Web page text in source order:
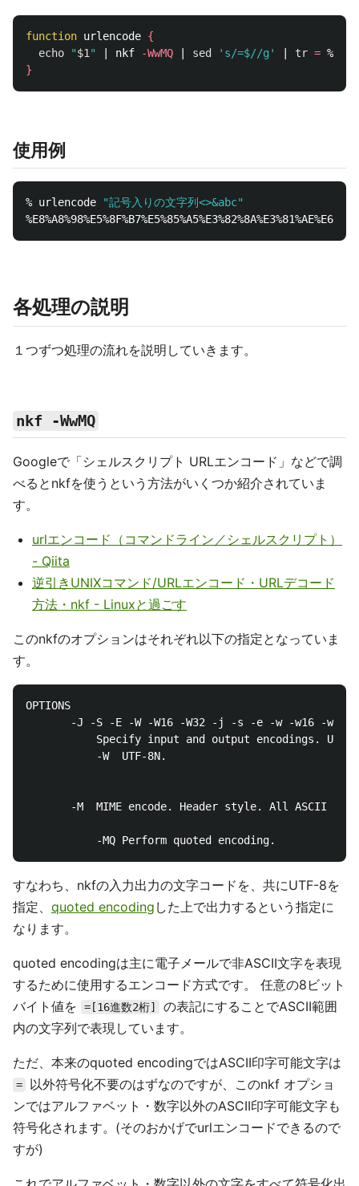
function urlencode {
echo
"$1 " | nkf -WwMQ sed 's/=$//g' tr = % |
}
使用例
% urlencode "記号入りの文字列<>&abc"
各処理の説明
１つずつ処理の流れを説明していきます。
nkf -WwMQ
Googleで「シェルスクリプト URLエンコード」などで調
べるとnkfを使うという方法がいくつか紹介されていま
す。
urlエンコード（コマンドライン／シェルスクリプト）
- Qiita
逆引きUNIXコマンド/URLエンコード・URLデコード
方法・nkf - Linuxと過ごす
このnkfのオプションはそれぞれ以下の指定となっていま
す。
OPTIONS
       -J -S -E -W -W16 -W32 -j -s -e -w -w16 -w32
Specify input and output encodings.
           -W  UTF-8N.
-M  MIME encode. Header style. All ASCII
すなわち、nkfの入力出力の文字コードを、共にUTF-8を
指定、 quoted encoding した上で出力するという指定に
なります。
quoted encodingは主に電子メールで非ASCII文字を表現
するために使用するエンコード方式です。 任意の8ビット
バイト値を
=[16進数2桁]
の表記にすることでASCII範囲
内の文字列で表現しています。
ただ、本来のquoted encodingではASCII印字可能文字は
=
以外符号化不要のはずなのですが、このnkf オプショ
ンではアルファベット・数字以外のASCII印字可能文字も
符号化されます。(そのおかげでurlエンコードできるので
すが)